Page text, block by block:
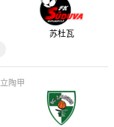
苏杜瓦
立陶甲